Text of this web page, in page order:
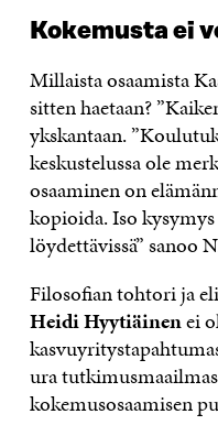
Kokemusta ei
Millaista osaamista
sitten haetaan?
ykskantaan.
keskustelussa ole
osaaminen on
kopioida. Iso
löydettävissä” sanoo
Filosofian tohtori ja
Heidi Hyytiäinenei
ura
kokemusosaamisen